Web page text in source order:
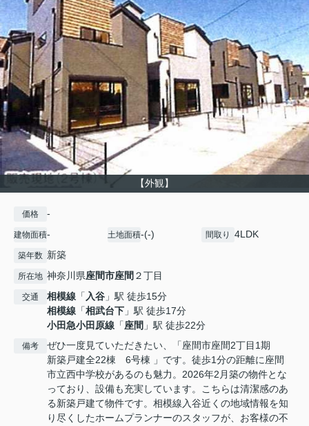
【外観】
価格 -
建物面積- 土地面積-(-) 間取り 4LDK
築年数 新築
所在地 神奈川県座間市座間 ２丁目
交通 相模線 「入谷 」駅 徒歩15分
相模線 「相武台下 」駅 徒歩17分
小田急小田原線 「座間 」駅 徒歩22分
備考
ぜひ一度見ていただきたい、「座間市座間2丁目1期
新築戸建全22棟 6号棟 」です。徒歩1分の距離に座間
市立西中学校があるのも魅力。2026年2月築の物件とな
っており、設備も充実しています。こちらは清潔感のあ
る新築戸建て物件です。相模線入谷近くの地域情報を知
り尽くしたホームプランナーのスタッフが、お客様の不